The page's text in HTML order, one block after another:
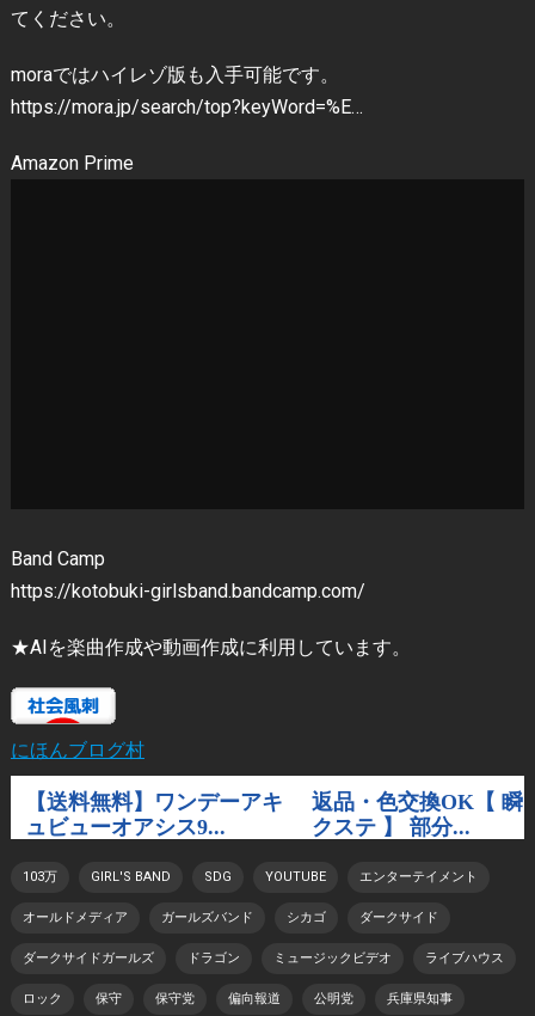
てください。
moraではハイレゾ版も入手可能です。
https://mora.jp/search/top?keyWord=%E…
Amazon Prime
Band Camp
https://kotobuki-girlsband.bandcamp.com/
★AIを楽曲作成や動画作成に利用しています。
にほんブログ村
103万 GIRL'S BAND SDG YOUTUBE エンターテイメント
オールドメディア ガールズバンド シカゴ ダークサイド
ダークサイドガールズ ドラゴン ミュージックビデオ ライブハウス
ロック 保守 保守党 偏向報道 公明党 兵庫県知事